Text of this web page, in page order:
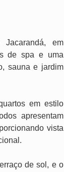
em
de spa e uma
sauna e jardim
em estilo
apresentam
vista
de sol, e o